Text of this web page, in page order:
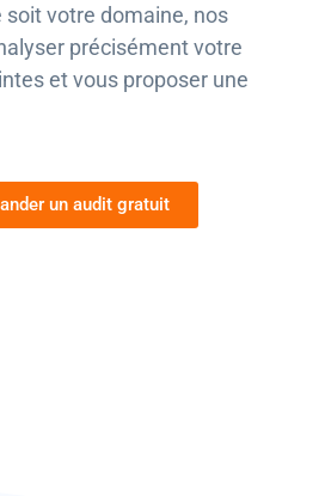
soit votre domaine, nos
précisément votre
et vous proposer une
un audit gratuit